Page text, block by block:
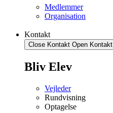
Medlemmer
Organisation
Kontakt
Close Kontakt Open Kontakt
Bliv Elev
Vejleder
Rundvisning
Optagelse